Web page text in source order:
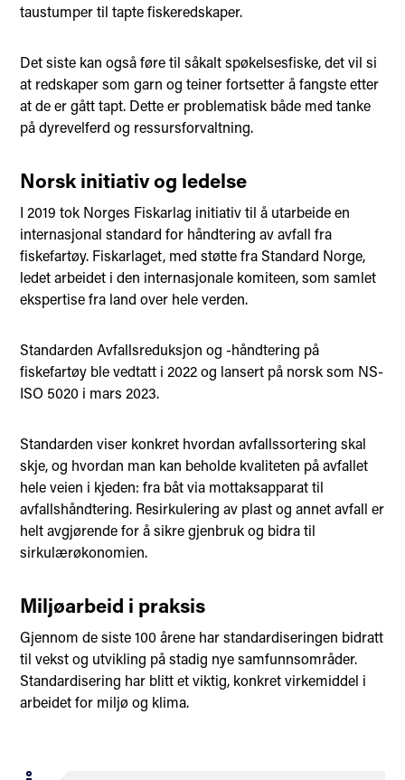
taustumper til tapte fiskeredskaper.
Det siste kan også føre til såkalt spøkelsesfiske, det vil si
at redskaper som garn og teiner fortsetter å fangste etter
at de er gått tapt. Dette er problematisk både med tanke
på dyrevelferd og ressursforvaltning.
Norsk initiativ og ledelse
I 2019 tok Norges Fiskarlag initiativ til å utarbeide en
internasjonal standard for håndtering av avfall fra
fiskefartøy. Fiskarlaget, med støtte fra Standard Norge,
ledet arbeidet i den internasjonale komiteen, som samlet
ekspertise fra land over hele verden.
Standarden Avfallsreduksjon og -håndtering på
fiskefartøy ble vedtatt i 2022 og lansert på norsk som NS-
ISO 5020 i mars 2023.
Standarden viser konkret hvordan avfallssortering skal
skje, og hvordan man kan beholde kvaliteten på avfallet
hele veien i kjeden: fra båt via mottaksapparat til
avfallshåndtering. Resirkulering av plast og annet avfall er
helt avgjørende for å sikre gjenbruk og bidra til
sirkulærøkonomien.
Miljøarbeid i praksis
Gjennom de siste 100 årene har standardiseringen bidratt
til vekst og utvikling på stadig nye samfunnsområder.
Standardisering har blitt et viktig, konkret virkemiddel i
arbeidet for miljø og klima.